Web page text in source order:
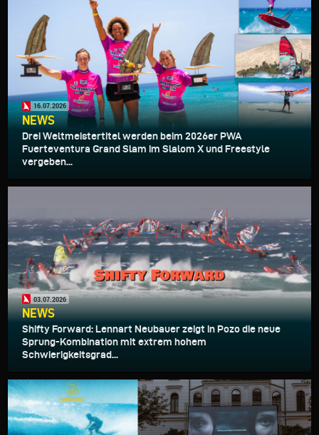
16.07.2026
NEWS
Drei Weltmeistertitel werden beim 2026er PWA
Fuerteventura Grand Slam im Slalom X und Freestyle
vergeben...
03.07.2026
NEWS
Shifty Forward: Lennart Neubauer zeigt in Pozo die neue
Sprung-Kombination mit extrem hohem
Schwierigkeitsgrad...